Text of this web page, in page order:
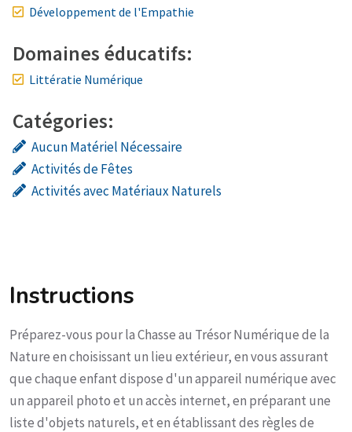
Développement de l'Empathie
Domaines éducatifs:
Littératie Numérique
Catégories:
Aucun Matériel Nécessaire
Activités de Fêtes
Activités avec Matériaux Naturels
Instructions
Préparez-vous pour la Chasse au Trésor Numérique de la
Nature en choisissant un lieu extérieur, en vous assurant
que chaque enfant dispose d'un appareil numérique avec
un appareil photo et un accès internet, en préparant une
liste d'objets naturels, et en établissant des règles de